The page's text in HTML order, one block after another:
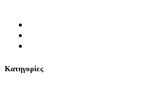
Κατηγορίες